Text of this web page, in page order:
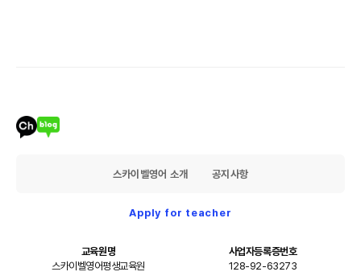
스카이벨영어 소개 공지사항
Apply for teacher
교육원명
스카이벨영어평생교육원
사업자등록증번호
128-92-63273